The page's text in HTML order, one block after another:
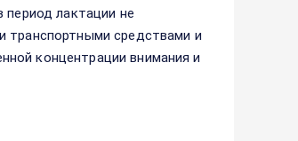
период лактации не
транспортными средствами и
концентрации внимания и